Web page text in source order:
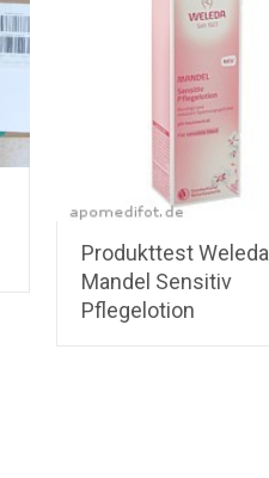
Produkttest Weleda
Mandel Sensitiv
Pflegelotion